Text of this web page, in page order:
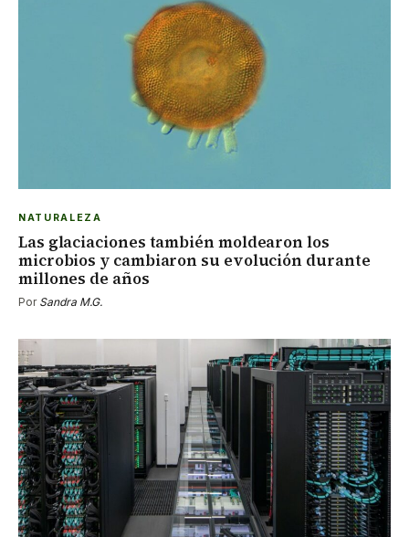
NATURALEZA
Las glaciaciones también moldearon los
microbios y cambiaron su evolución durante
millones de años
Por Sandra M.G.